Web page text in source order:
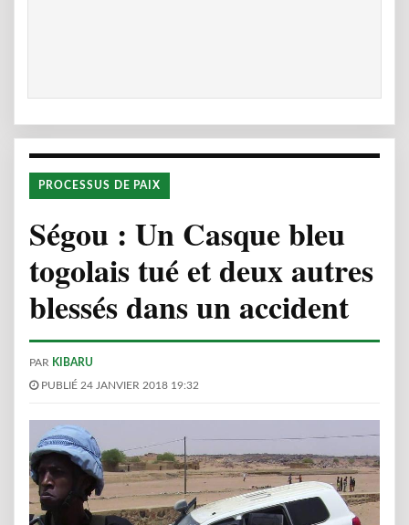
PROCESSUS DE PAIX
Ségou : Un Casque bleu
togolais tué et deux autres
blessés dans un accident
PAR KIBARU
PUBLIÉ 24 JANVIER 2018 19:32